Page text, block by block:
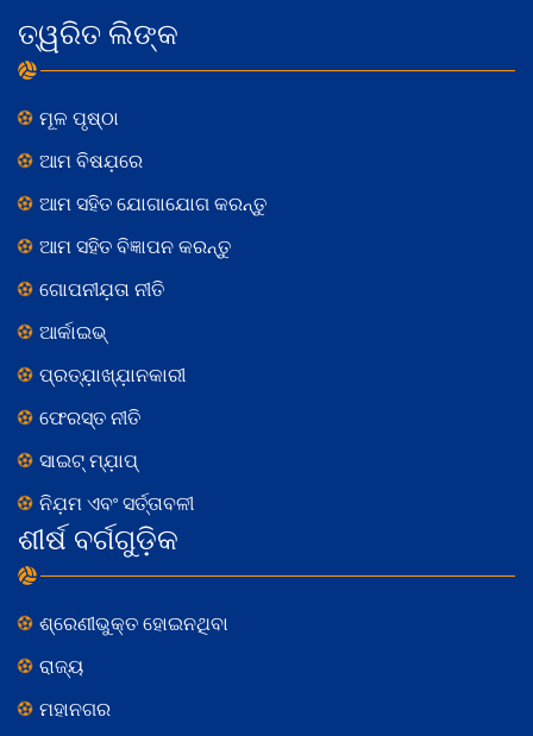
ତ୍ୱରିତ ଲିଙ୍କ
ମୂଳ ପୃଷ୍ଠା
ଆମ ବିଷଯ଼ରେ
ଆମ ସହିତ ଯୋଗାଯୋଗ କରନ୍ତୁ
ଆମ ସହିତ ବିଜ୍ଞାପନ କରନ୍ତୁ
ଗୋପନୀଯ଼ତା ନୀତି
ଆର୍କାଇଭ୍
ପ୍ରତ୍ଯ଼ାଖ୍ଯ଼ାନକାରୀ
ଫେରସ୍ତ ନୀତି
ସାଇଟ୍ ମ୍ଯ଼ାପ୍
ନିଯ଼ମ ଏବଂ ସର୍ତ୍ତାବଳୀ
ଶୀର୍ଷ ବର୍ଗଗୁଡ଼ିକ
ଶ୍ରେଣୀଭୁକ୍ତ ହୋଇନଥିବା
ରାଜ୍ୟ
ମହାନଗର